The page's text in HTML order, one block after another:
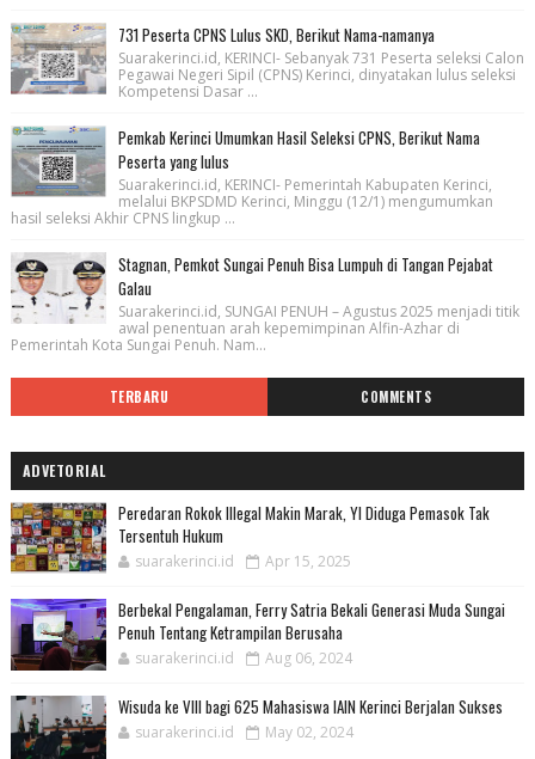
731 Peserta CPNS Lulus SKD, Berikut Nama-namanya
Suarakerinci.id, KERINCI- Sebanyak 731 Peserta seleksi Calon
Pegawai Negeri Sipil (CPNS) Kerinci, dinyatakan lulus seleksi
Kompetensi Dasar ...
Pemkab Kerinci Umumkan Hasil Seleksi CPNS, Berikut Nama
Peserta yang lulus
Suarakerinci.id, KERINCI- Pemerintah Kabupaten Kerinci,
melalui BKPSDMD Kerinci, Minggu (12/1) mengumumkan
hasil seleksi Akhir CPNS lingkup ...
Stagnan, Pemkot Sungai Penuh Bisa Lumpuh di Tangan Pejabat
Galau
Suarakerinci.id, SUNGAI PENUH – Agustus 2025 menjadi titik
awal penentuan arah kepemimpinan Alfin-Azhar di
Pemerintah Kota Sungai Penuh. Nam...
TERBARU COMMENTS
ADVETORIAL
Peredaran Rokok Illegal Makin Marak, YI Diduga Pemasok Tak
Tersentuh Hukum
suarakerinci.id Apr 15, 2025
Berbekal Pengalaman, Ferry Satria Bekali Generasi Muda Sungai
Penuh Tentang Ketrampilan Berusaha
suarakerinci.id Aug 06, 2024
Wisuda ke VIII bagi 625 Mahasiswa IAIN Kerinci Berjalan Sukses
suarakerinci.id May 02, 2024